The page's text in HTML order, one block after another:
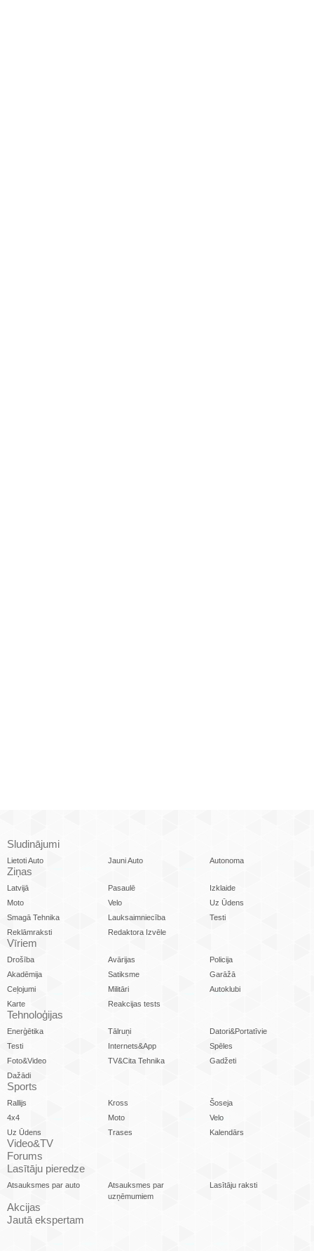
Sludinājumi
Lietoti Auto Jauni Auto Autonoma
Ziņas
Latvijā Pasaulē
Izklaide
Moto
Velo
Uz Ūdens
Smagā Tehnika
Lauksaimniecība
Testi
Reklāmraksti
Redaktora Izvēle
Vīriem
Drošība Avārijas
Policija
Akadēmija
Satiksme
Garāžā
Ceļojumi
Militāri
Autoklubi
Karte
Reakcijas tests
Tehnoloģijas
Enerģētika Tālruņi
Datori&Portatīvie
Testi
Internets&App
Spēles
Foto&Video
TV&Cita Tehnika
Gadžeti
Dažādi
Sports
Rallijs Kross
Šoseja
4x4
Moto
Velo
Uz Ūdens
Trases Kalendārs
Video&TV
Forums
Lasītāju pieredze
Atsauksmes par auto
Atsauksmes par
uzņēmumiem
Lasītāju raksti
Akcijas
Jautā ekspertam